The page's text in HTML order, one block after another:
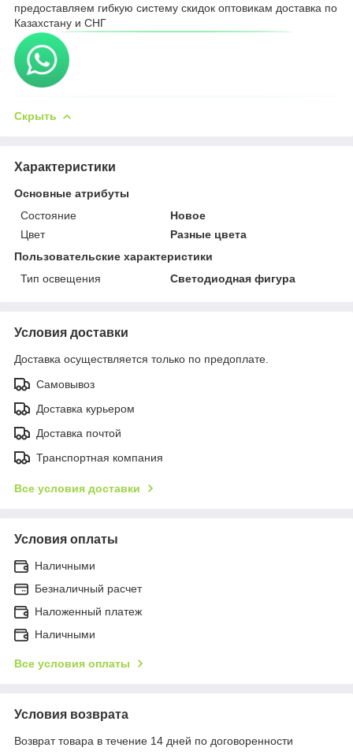
предоставляем гибкую систему скидок оптовикам доставка по
Казахстану и СНГ
Скрыть
Характеристики
Основные атрибуты
Состояние
Новое
Цвет
Разные цвета
Пользовательские характеристики
Тип освещения
Светодиодная фигура
Условия доставки
Доставка осуществляется только по предоплате.
Самовывоз
Доставка курьером
Доставка почтой
Транспортная компания
Все условия доставки
Условия оплаты
Наличными
Безналичный расчет
Наложенный платеж
Наличными
Все условия оплаты
Условия возврата
Возврат товара в течение 14 дней по договоренности